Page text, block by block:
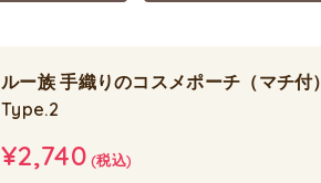
ルー族 手織りのコスメポーチ（マチ付）
Type.2
¥2,740(税込)